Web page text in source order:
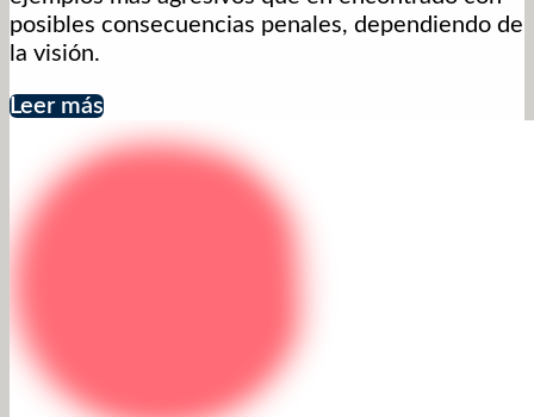
posibles consecuencias penales, dependiendo de
la visión.
Leer más